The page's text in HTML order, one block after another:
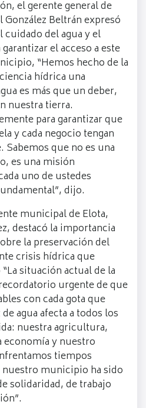
el gerente general de
González Beltrán expresó
del agua y el
el acceso a este
“Hemos hecho de la
hídrica una
es más que un deber,
nuestra tierra.
para garantizar que
y cada negocio tengan
Sabemos que no es una
es una misión
uno de ustedes
dijo.
municipal de Elota,
destacó la importancia
la preservación del
crisis hídrica que
situación actual de la
urgente de que
con cada gota que
agua afecta a todos los
nuestra agricultura,
economía y nuestro
tiempos
municipio ha sido
solidaridad, de trabajo